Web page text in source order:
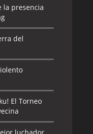
la presencia
del
El Torneo